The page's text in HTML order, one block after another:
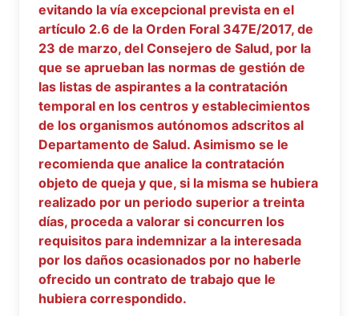
evitando la vía excepcional prevista en el
artículo 2.6 de la Orden Foral 347E/2017, de
23 de marzo, del Consejero de Salud, por la
que se aprueban las normas de gestión de
las listas de aspirantes a la contratación
temporal en los centros y establecimientos
de los organismos autónomos adscritos al
Departamento de Salud. Asimismo se le
recomienda que analice la contratación
objeto de queja y que, si la misma se hubiera
realizado por un periodo superior a treinta
días, proceda a valorar si concurren los
requisitos para indemnizar a la interesada
por los daños ocasionados por no haberle
ofrecido un contrato de trabajo que le
hubiera correspondido.